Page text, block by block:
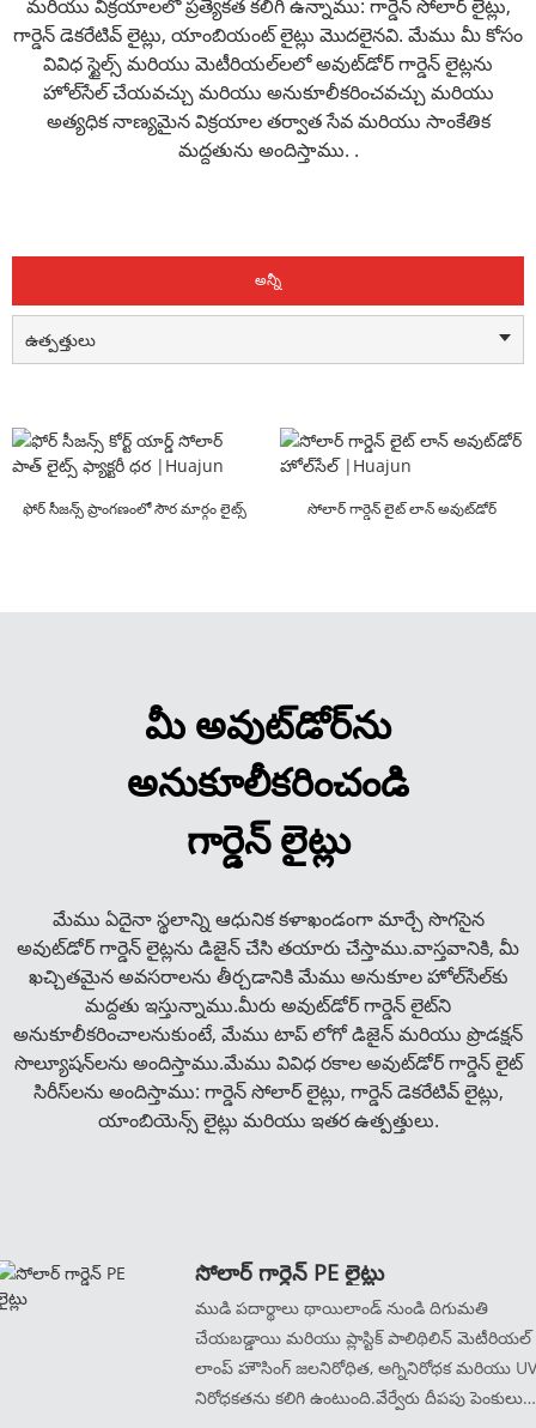
మరియు విక్రయాలలో ప్రత్యేకత కలిగి ఉన్నాము: గార్డెన్ సోలార్ లైట్లు,
గార్డెన్ డెకరేటివ్ లైట్లు, యాంబియంట్ లైట్లు మొదలైనవి. మేము మీ కోసం
వివిధ స్టైల్స్ మరియు మెటీరియల్‌లలో అవుట్‌డోర్ గార్డెన్ లైట్లను
హోల్‌సేల్ చేయవచ్చు మరియు అనుకూలీకరించవచ్చు మరియు
అత్యధిక నాణ్యమైన విక్రయాల తర్వాత సేవ మరియు సాంకేతిక
మద్దతును అందిస్తాము. .
అన్నీ
ఉత్పత్తులు
ఫోర్ సీజన్స్ ప్రాంగణంలో సౌర మార్గం లైట్స్
సోలార్ గార్డెన్ లైట్ లాన్ అవుట్‌డోర్
మీ అవుట్‌డోర్‌ను
అనుకూలీకరించండి
గార్డెన్ లైట్లు
మేము ఏదైనా స్థలాన్ని ఆధునిక కళాఖండంగా మార్చే సొగసైన
అవుట్‌డోర్ గార్డెన్ లైట్లను డిజైన్ చేసి తయారు చేస్తాము.వాస్తవానికి, మీ
ఖచ్చితమైన అవసరాలను తీర్చడానికి మేము అనుకూల హోల్‌సేల్‌కు
మద్దతు ఇస్తున్నాము.మీరు అవుట్‌డోర్ గార్డెన్ లైట్‌ని
అనుకూలీకరించాలనుకుంటే, మేము టాప్ లోగో డిజైన్ మరియు ప్రొడక్షన్
సొల్యూషన్‌లను అందిస్తాము.మేము వివిధ రకాల అవుట్‌డోర్ గార్డెన్ లైట్
సిరీస్‌లను అందిస్తాము: గార్డెన్ సోలార్ లైట్లు, గార్డెన్ డెకరేటివ్ లైట్లు,
యాంబియెన్స్ లైట్లు మరియు ఇతర ఉత్పత్తులు.
సోలార్ గార్డెన్ PE లైట్లు
ముడి పదార్థాలు థాయిలాండ్ నుండి దిగుమతి
చేయబడ్డాయి మరియు ప్లాస్టిక్ పాలిథిలిన్ మెటీరియల్
లాంప్ హౌసింగ్ జలనిరోధిత, అగ్నినిరోధక మరియు
నిరోధకతను కలిగి ఉంటుంది.వేర్వేరు దీపపు పెంకులు